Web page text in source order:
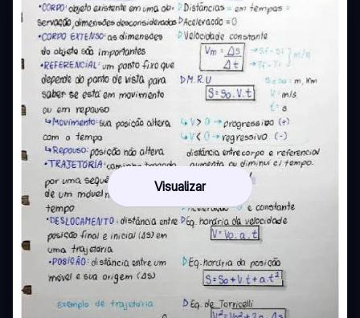
Visualizar